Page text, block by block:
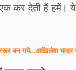
कर देती हैं हमें।
बन गये...अखिलेश यादव ने